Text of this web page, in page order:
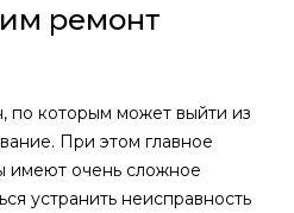
ремонт
по которым может выйти из
При этом главное
имеют очень сложное
устранить неисправность